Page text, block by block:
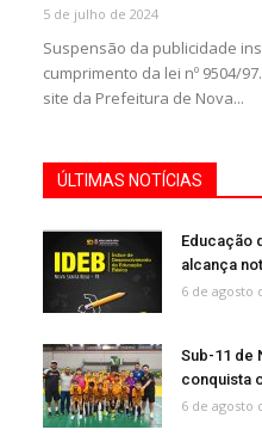
5 de julho de 2024
Suspensão da publicidade
cumprimento da lei nº 9504/
site da Prefeitura de Nova...
ÚLTIMAS NOTÍCIAS
Educação
alcança
6 de agosto
Sub-11 de
conquista
6 de agosto